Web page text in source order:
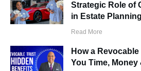
Strategic Role of
in Estate Planning
Read More
How a
You Time, Money